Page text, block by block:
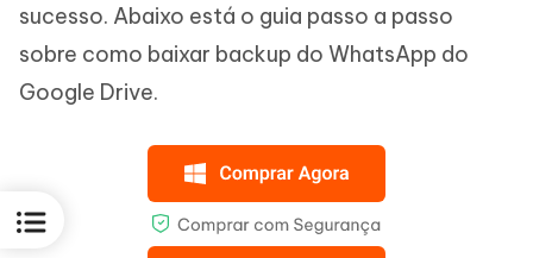
sucesso. Abaixo está o guia passo a passo
sobre como baixar backup do WhatsApp do
Google Drive.